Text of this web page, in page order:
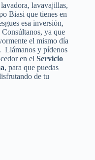
lavavajillas,
Biasi que tienes en
esa inversión,
ya que
el mismo día
Llámanos y pídenos
en el Servicio
, para que puedas
de tu